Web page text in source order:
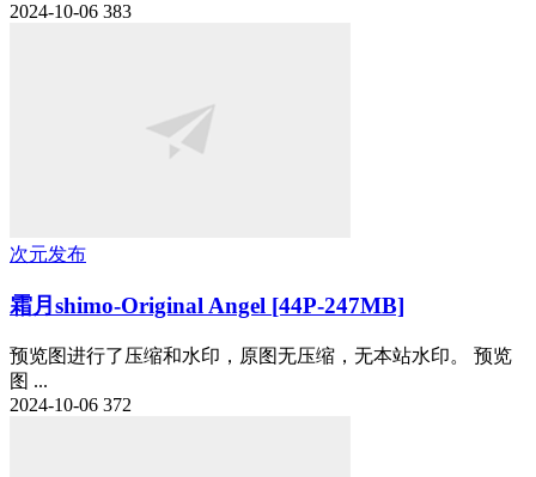
2024-10-06 383
次元发布
霜月shimo-Original Angel [44P-247MB]
预览图进行了压缩和水印，原图无压缩，无本站水印。 预览
图 ...
2024-10-06 372